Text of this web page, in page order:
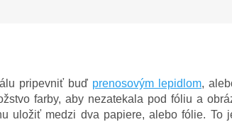
pripevniť buď prenosovým lepidlom,
farby, aby nezatekala pod fóliu a
uložiť medzi dva papiere, alebo fólie. To